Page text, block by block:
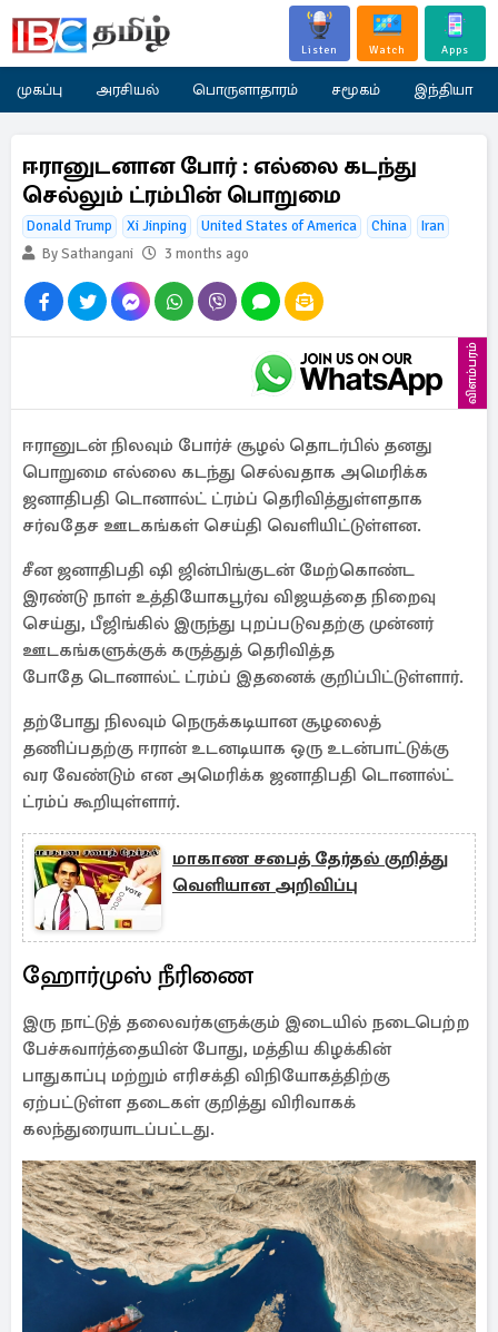
Listen Watch Apps
முகப்பு அரசியல் பொருளாதாரம் சமூகம் இந்தியா
ஈரானுடனான போர் : எல்லை கடந்து
செல்லும் ட்ரம்பின் பொறுமை
Donald Trump Xi Jinping United States of America China
Iran
By Sathangani
3 months ago
விளம்பரம்
ஈரானுடன் நிலவும் போர்ச் சூழல் தொடர்பில் தனது
பொறுமை எல்லை கடந்து செல்வதாக அமெரிக்க
ஜனாதிபதி டொனால்ட் ட்ரம்ப் தெரிவித்துள்ளதாக
சர்வதேச ஊடகங்கள் செய்தி வெளியிட்டுள்ளன.
சீன ஜனாதிபதி ஷி ஜின்பிங்குடன் மேற்கொண்ட
இரண்டு நாள் உத்தியோகபூர்வ விஜயத்தை நிறைவு
செய்து, பீஜிங்கில் இருந்து புறப்படுவதற்கு முன்னர்
ஊடகங்களுக்குக் கருத்துத் தெரிவித்த
போதே டொனால்ட் ட்ரம்ப் இதனைக் குறிப்பிட்டுள்ளார்.
தற்போது நிலவும் நெருக்கடியான சூழலைத்
தணிப்பதற்கு ஈரான் உடனடியாக ஒரு உடன்பாட்டுக்கு
வர வேண்டும் என அமெரிக்க ஜனாதிபதி டொனால்ட்
ட்ரம்ப் கூறியுள்ளார்.
மாகாண சபைத் தேர்தல் குறித்து
வெளியான அறிவிப்பு
ஹோர்முஸ் நீரிணை
இரு நாட்டுத் தலைவர்களுக்கும் இடையில் நடைபெற்ற
பேச்சுவார்த்தையின் போது, மத்திய கிழக்கின்
பாதுகாப்பு மற்றும் எரிசக்தி விநியோகத்திற்கு
ஏற்பட்டுள்ள தடைகள் குறித்து விரிவாகக்
கலந்துரையாடப்பட்டது.